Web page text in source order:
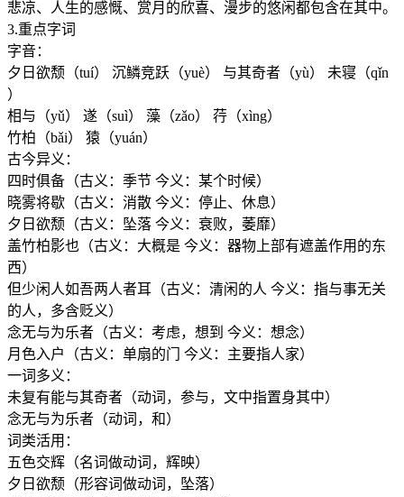
悲凉、人生的感慨、赏月的欣喜、漫步的悠闲都包含在其中。
3.重点字词
字音：
夕日欲颓（tuí） 沉鳞竞跃（yuè） 与其奇者（yù） 未寝（qǐn
）
相与（yǔ） 遂（suì） 藻（zǎo） 荇（xìng）
竹柏（bǎi） 猿（yuán）
古今异义：
四时俱备（古义：季节 今义：某个时候）
晓雾将歇（古义：消散 今义：停止、休息）
夕日欲颓（古义：坠落 今义：衰败，萎靡）
盖竹柏影也（古义：大概是 今义：器物上部有遮盖作用的东
西）
但少闲人如吾两人者耳（古义：清闲的人 今义：指与事无关
的人，多含贬义）
念无与为乐者（古义：考虑，想到 今义：想念）
月色入户（古义：单扇的门 今义：主要指人家）
一词多义：
未复有能与其奇者（动词，参与，文中指置身其中）
念无与为乐者（动词，和）
词类活用：
五色交辉（名词做动词，辉映）
夕日欲颓（形容词做动词，坠落）